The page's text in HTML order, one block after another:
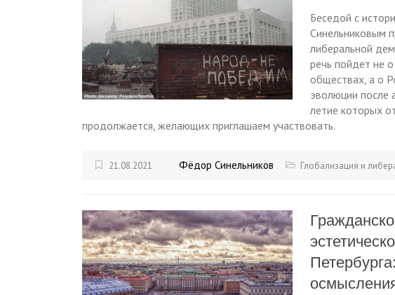
Беседой с
Синельниковым
либеральной
речь пойдет не
обществах, а о
эволюции после
летие которых
продолжается, желающих приглашаем участвовать.
21.08.2021 Фёдор Синельников Глобализация и